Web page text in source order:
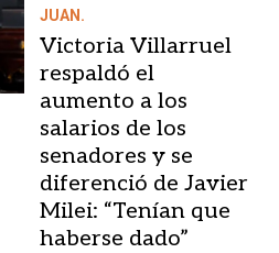
JUAN.
Victoria Villarruel
respaldó el
aumento a los
salarios de los
senadores y se
diferenció de Javier
Milei: “Tenían que
haberse dado”